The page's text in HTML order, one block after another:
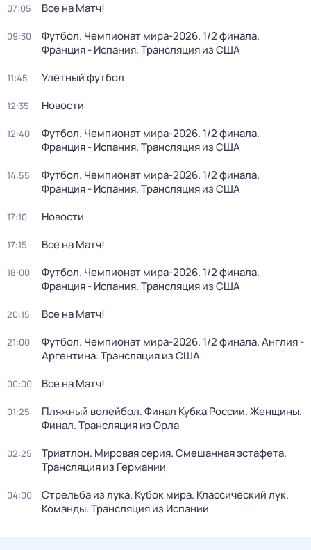
07:05 Все на Матч!
09:30
Футбол. Чемпионат мира-2026. 1/2 финала.
Франция - Испания. Трансляция из США
11:45 Улётный футбол
12:35 Новости
12:40
Футбол. Чемпионат мира-2026. 1/2 финала.
Франция - Испания. Трансляция из США
14:55
Футбол. Чемпионат мира-2026. 1/2 финала.
Франция - Испания. Трансляция из США
17:10 Новости
17:15 Все на Матч!
18:00
Футбол. Чемпионат мира-2026. 1/2 финала.
Франция - Испания. Трансляция из США
20:15 Все на Матч!
21:00
Футбол. Чемпионат мира-2026. 1/2 финала. Англия -
Аргентина. Трансляция из США
00:00 Все на Матч!
01:25
Пляжный волейбол. Финал Кубка России. Женщины.
Финал. Трансляция из Орла
02:25
Триатлон. Мировая серия. Смешанная эстафета.
Трансляция из Германии
04:00
Стрельба из лука. Кубок мира. Классический лук.
Команды. Трансляция из Испании